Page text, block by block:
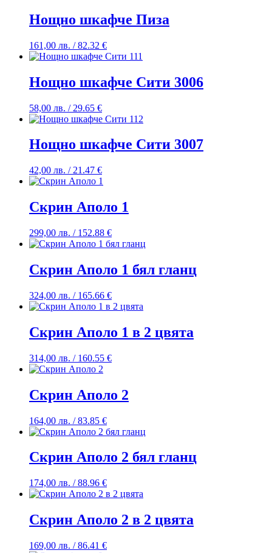
Нощно шкафче Пиза
161,00 лв. / 82.32 €
Нощно шкафче Сити 3006
58,00 лв. / 29.65 €
Нощно шкафче Сити 3007
42,00 лв. / 21.47 €
Скрин Аполо 1
299,00 лв. / 152.88 €
Скрин Аполо 1 бял гланц
324,00 лв. / 165.66 €
Скрин Аполо 1 в 2 цвята
314,00 лв. / 160.55 €
Скрин Аполо 2
164,00 лв. / 83.85 €
Скрин Аполо 2 бял гланц
174,00 лв. / 88.96 €
Скрин Аполо 2 в 2 цвята
169,00 лв. / 86.41 €